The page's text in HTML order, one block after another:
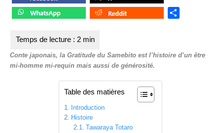
e
Conte japonais, la Gratitude du Samebito est l’histoire d’un être
mi-homme mi-requin mais aussi de générosité.
Table des matières
Introduction
Histoire
Tawaraya Totaro